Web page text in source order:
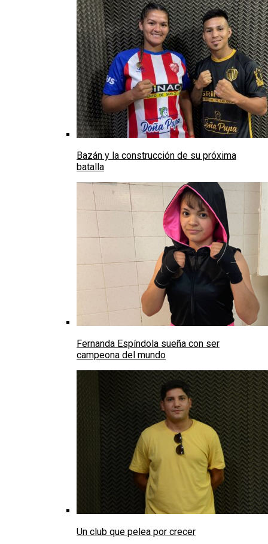
Bazán y la construcción de su próxima
batalla
Fernanda Espíndola sueña con ser
campeona del mundo
Un club que pelea por crecer